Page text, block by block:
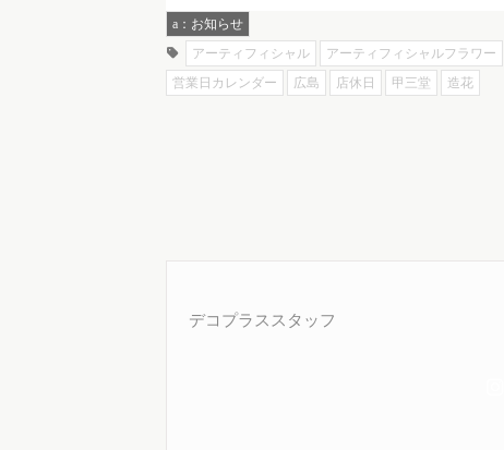
a：お知らせ
アーティフィシャル
アーティフィシャルフラワー
営業日カレンダー
広島 店休日 甲三堂 造花
デコプラススタッフ